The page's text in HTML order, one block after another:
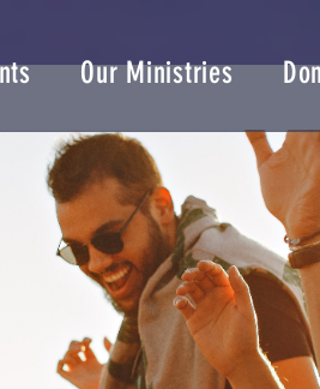
Our Ministries